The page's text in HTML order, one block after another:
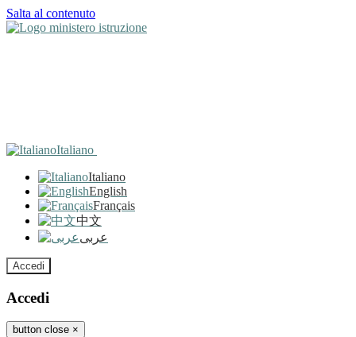
Salta al contenuto
Italiano
Italiano
English
Français
中文
عربى
Accedi
Accedi
button close ×